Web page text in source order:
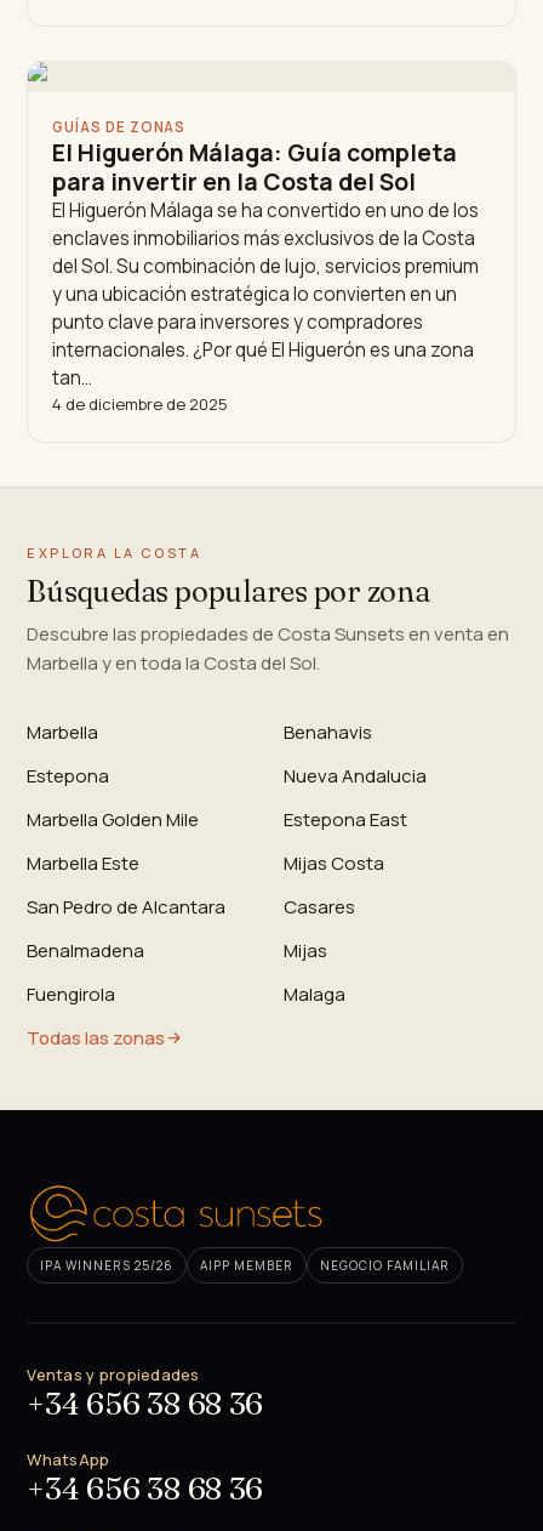
GUÍAS DE ZONAS
El Higuerón Málaga: Guía completa
para invertir en la Costa del Sol
El Higuerón Málaga se ha convertido en uno de los
enclaves inmobiliarios más exclusivos de la Costa
del Sol. Su combinación de lujo, servicios premium
y una ubicación estratégica lo convierten en un
punto clave para inversores y compradores
internacionales. ¿Por qué El Higuerón es una zona
tan…
4 de diciembre de 2025
EXPLORA LA COSTA
Búsquedas populares por zona
Descubre las propiedades de Costa Sunsets en venta en
Marbella y en toda la Costa del Sol.
Marbella
Benahavis
Estepona
Nueva Andalucia
Marbella Golden Mile
Estepona East
Marbella Este
Mijas Costa
San Pedro de Alcantara
Casares
Benalmadena
Mijas
Fuengirola
Malaga
Todas las zonas
IPA WINNERS 25/26 AIPP MEMBER NEGOCIO FAMILIAR
Ventas y propiedades
+34 656 38 68 36
WhatsApp
+34 656 38 68 36